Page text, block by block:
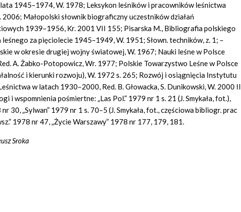
1945–1974, W. 1978; Leksykon leśników i pracowników leśnictwa
2006; Małopolski słownik biograficzny uczestników działań
1939–1956, Kr. 2001 VII 155; Pisarska M., Bibliografia polskiego
za pięciolecie 1945–1949, W. 1951; Słown. techników, z. 1; –
w okresie drugiej wojny światowej, W. 1967; Nauki leśne w Polsce
A. Żabko-Potopowicz, Wr. 1977; Polskie Towarzystwo Leśne w Polsce
i kierunki rozwoju), W. 1972 s. 265; Rozwój i osiągnięcia Instytutu
w latach 1930–2000, Red. B. Głowacka, S. Dunikowski, W. 2000 II
i wspomnienia pośmiertne: „Las Pol.” 1979 nr 1 s. 21 (J. Smykała, fot.),
nr 30, „Sylwan” 1979 nr 1 s. 70–5 (J. Smykała, fot., częściowa bibliogr. prac
1978 nr 47, „Życie Warszawy” 1978 nr 177, 179, 181.
Sroka